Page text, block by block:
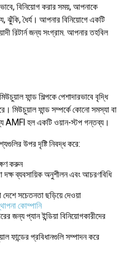
বিনিয়োগ করার সময়, আপনাকে
ঝুঁকি, ধৈর্য। আপনার বিনিয়োগে একটি
রিটার্ন জন্য সংগ্রাম. আপনার তহবিল
ফান্ড শিল্পকে পেশাদারভাবে বৃদ্ধি
মিউচুয়াল ফান্ড সম্পর্কে কোনো সমস্যা বা
AMFI হল একটি ওয়ান-স্টপ গন্তব্য।
উপর দৃষ্টি নিবদ্ধ করে:
করুন
দক্ষ ব্যবসায়িক অনুশীলন এবং আচরণবিধি
দেশে সচেতনতা ছড়িয়ে দেওয়া
কোম্পানি
জন্য প্যান ইন্ডিয়া বিনিয়োগকারীদের
ফান্ডের প্রবিধানগুলি সম্পাদন করে